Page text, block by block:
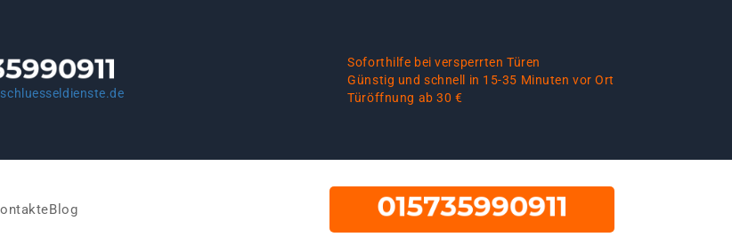
Soforthilfe bei versperrten Türen
Günstig und schnell in 15-35 Minuten vor Ort
Türöffnung ab 30 €
Blog